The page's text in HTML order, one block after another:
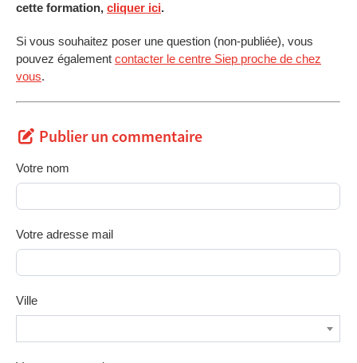
cette formation, cliquer ici.
Si vous souhaitez poser une question (non-publiée), vous
pouvez également contacter le centre Siep proche de chez
vous.
Publier un commentaire
Votre nom
Votre adresse mail
Ville